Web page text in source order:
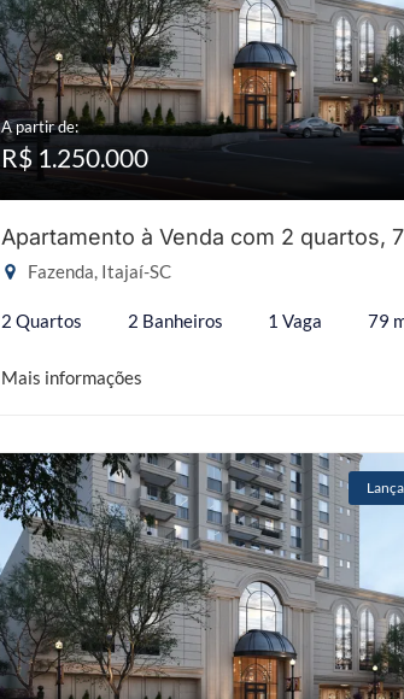
A partir de:
R$ 1.250.000
Apartamento à Venda com 2 quartos,
Fazenda, Itajaí-SC
2 Quartos 2 Banheiros 1 Vaga 79
Mais informações